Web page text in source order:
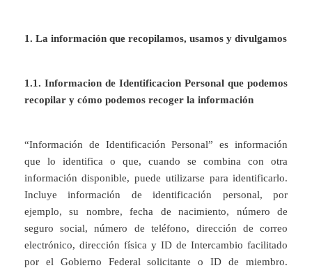
1. La información que recopilamos, usamos y divulgamos
1.1. Informacion de Identificacion Personal que podemos
recopilar y cómo podemos recoger la información
“Información de Identificación Personal” es información
que lo identifica o que, cuando se combina con otra
información disponible, puede utilizarse para identificarlo.
Incluye información de identificación personal, por
ejemplo, su nombre, fecha de nacimiento, número de
seguro social, número de teléfono, dirección de correo
electrónico, dirección física y ID de Intercambio facilitado
por el Gobierno Federal solicitante o ID de miembro.